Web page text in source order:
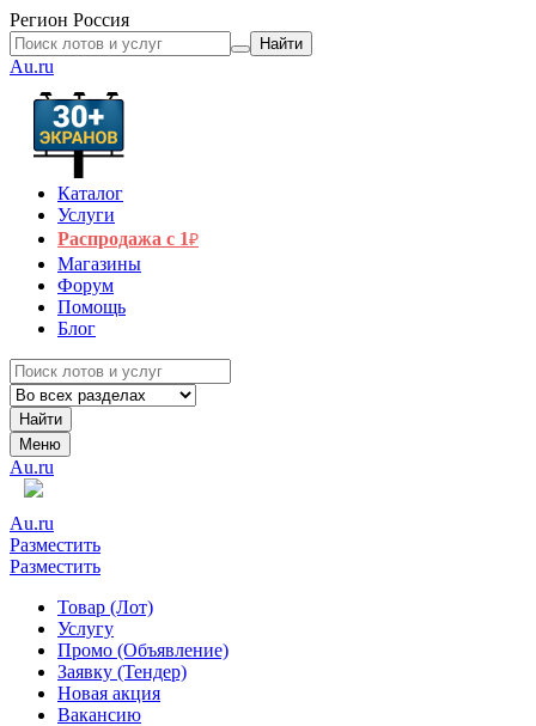
Регион Россия
Найти
Au.ru
Каталог
Услуги
Распродажа с 1₽
Магазины
Форум
Помощь
Блог
Найти
Меню
Au.ru
Au.ru
Разместить
Разместить
Товар (Лот)
Услугу
Промо (Объявление)
Заявку (Тендер)
Новая акция
Вакансию